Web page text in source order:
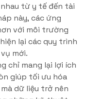
từ y tế đến tài
này, các ứng
với môi trường
lại các quy trình
mới.
chỉ mang lại lợi ích
giúp tối ưu hóa
dữ liệu trở nên